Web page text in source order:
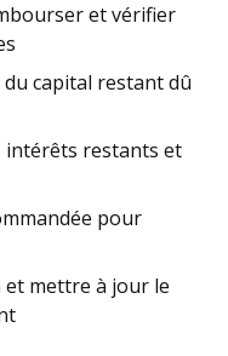
et vérifier
capital restant dû
intérêts restants et
pour
mettre à jour le